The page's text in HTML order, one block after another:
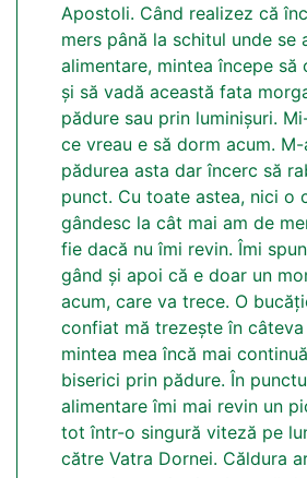
Apostoli. Când realizez că
mers până la schitul unde se
alimentare, mintea începe să
și să vadă această fata
pădure sau prin luminișuri.
ce vreau e să dorm acum.
pădurea asta dar încerc să
punct. Cu toate astea, nici o
gândesc la cât mai am de
fie dacă nu îmi revin. Îmi
gând și apoi că e doar un
acum, care va trece. O
confiat mă trezește în
mintea mea încă mai
biserici prin pădure. În
alimentare îmi mai revin un
tot într-o singură viteză pe
către Vatra Dornei. Căldura